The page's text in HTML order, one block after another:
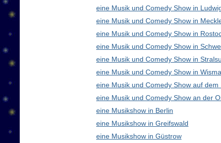
eine Musik und Comedy Show in
eine Musik und Comedy Show in
eine Musik und Comedy Show in
eine Musik und Comedy Show in
eine Musik und Comedy Show in
eine Musik und Comedy Show in
eine Musik und Comedy Show auf dem
eine Musik und Comedy Show an der
eine Musikshow in Berlin
eine Musikshow in Greifswald
eine Musikshow in Güstrow